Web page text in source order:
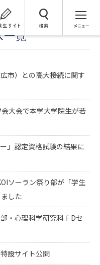
検 索
一覧
市）との高大接続に関す
大会で本学大学院生が若
」認定資格試験の結果に
ソーラン祭り部が「学生
した
・心理科学研究科ＦDセ
設サイト公開